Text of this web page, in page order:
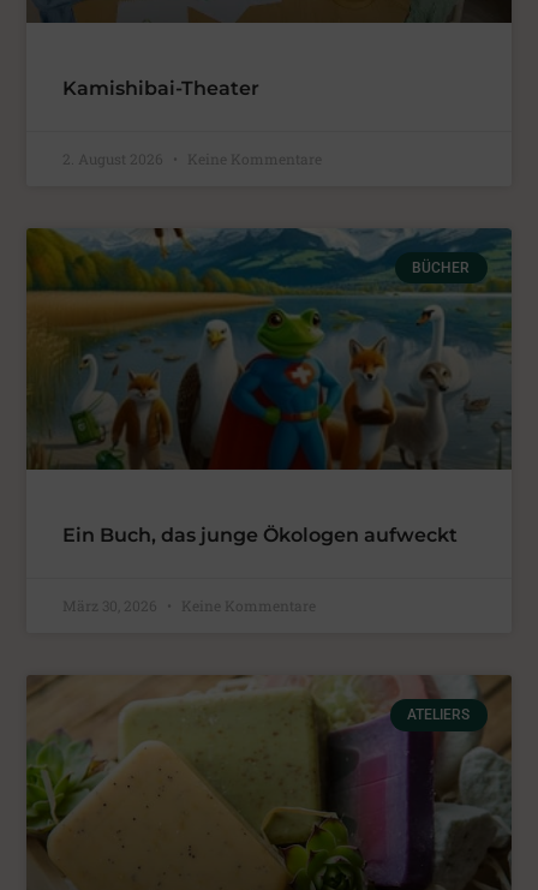
Kamishibai-Theater
2. August 2026 Keine Kommentare
BÜCHER
Ein Buch, das junge Ökologen aufweckt
März 30, 2026 Keine Kommentare
ATELIERS